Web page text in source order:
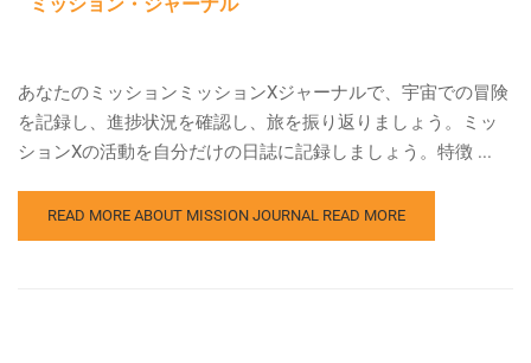
ミッション・ジャーナル
あなたのミッションミッションXジャーナルで、宇宙での冒険
を記録し、進捗状況を確認し、旅を振り返りましょう。ミッ
ションXの活動を自分だけの日誌に記録しましょう。特徴 ...
READ MORE ABOUT MISSION JOURNAL READ MORE